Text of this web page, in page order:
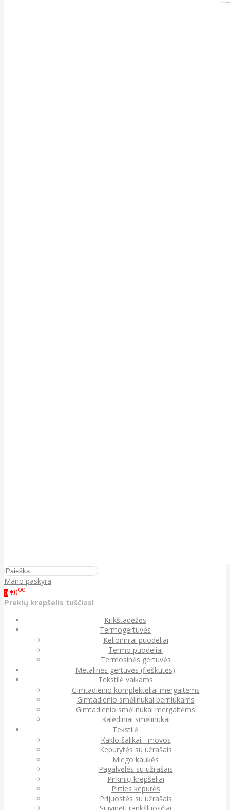
Mano paskyra
0 €000
Prekių krepšelis tuščias!
Krikštadėžės
Termogertuvės
Kelioniniai puodeliai
Termo puodeliai
Termosinės gertuvės
Metalinės gertuvės (fleškutės)
Tekstilė vaikams
Gimtadienio komplektėliai mergaitėms
Gimtadienio smėlinukai berniukams
Gimtadienio smėlinukai mergaitėms
Kalėdiniai smėlinukai
Tekstilė
Kaklo šalikai - movos
Kepurytės su užrašais
Miego kaukės
Pagalvėlės su užrašais
Pirkinių krepšeliai
Pirties kepurės
Prijuostės su užrašais
Siuvinėti rankšluosčiai